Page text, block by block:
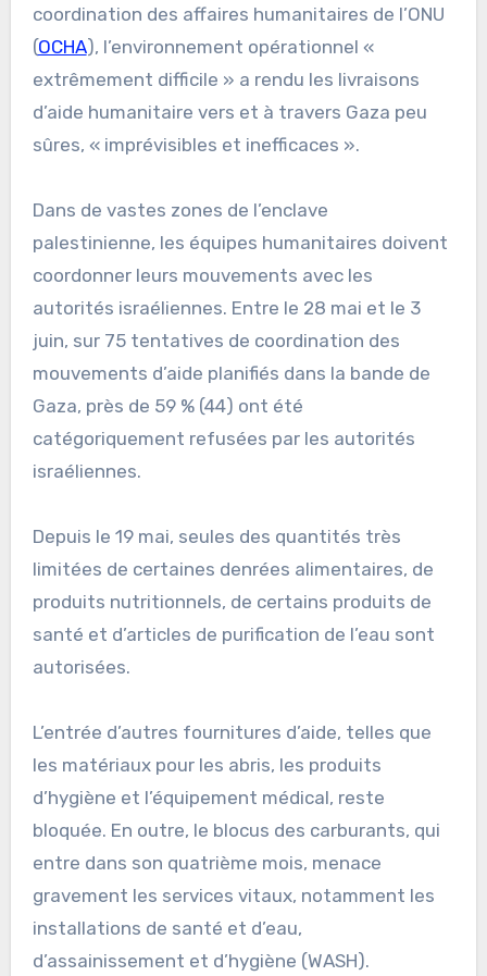
coordination des affaires humanitaires de l’ONU
(OCHA), l’environnement opérationnel «
extrêmement difficile » a rendu les livraisons
d’aide humanitaire vers et à travers Gaza peu
sûres, « imprévisibles et inefficaces ».
Dans de vastes zones de l’enclave
palestinienne, les équipes humanitaires doivent
coordonner leurs mouvements avec les
autorités israéliennes. Entre le 28 mai et le 3
juin, sur 75 tentatives de coordination des
mouvements d’aide planifiés dans la bande de
Gaza, près de 59 % (44) ont été
catégoriquement refusées par les autorités
israéliennes.
Depuis le 19 mai, seules des quantités très
limitées de certaines denrées alimentaires, de
produits nutritionnels, de certains produits de
santé et d’articles de purification de l’eau sont
autorisées.
L’entrée d’autres fournitures d’aide, telles que
les matériaux pour les abris, les produits
d’hygiène et l’équipement médical, reste
bloquée. En outre, le blocus des carburants, qui
entre dans son quatrième mois, menace
gravement les services vitaux, notamment les
installations de santé et d’eau,
d’assainissement et d’hygiène (WASH).